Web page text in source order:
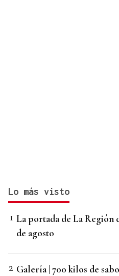
Lo más visto
La portada de La Región
de agosto
Galería | 700 kilos de